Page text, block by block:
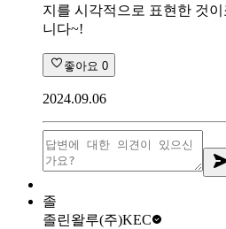
지를 시각적으로 표현한 것
니다~!
좋아요 0
2024.09.06
졸
졸린왈루(주)KEC